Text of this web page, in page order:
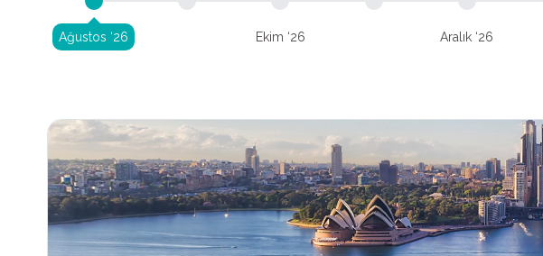
Ağustos ‘26 Ekim ‘26 Aralık ‘26